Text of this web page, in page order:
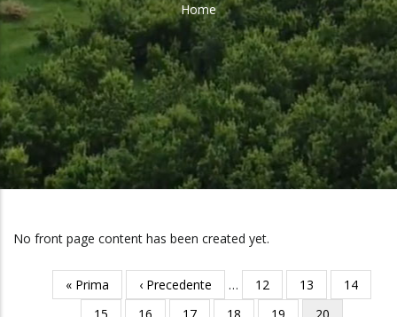
Briciole
Di
Pane
Home
No front page content has been created yet.
Paginazione
Prima
pagina
« Prima
Pagina
precedente
‹ Precedente … Pagina
12 Pagina
13 Pagina
14